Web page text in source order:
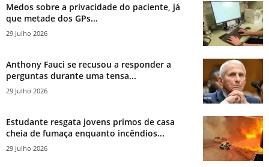
Medos sobre a privacidade do paciente, já
que metade dos GPs...
29 Julho 2026
Anthony Fauci se recusou a responder a
perguntas durante uma tensa...
29 Julho 2026
Estudante resgata jovens primos de casa
cheia de fumaça enquanto incêndios...
29 Julho 2026